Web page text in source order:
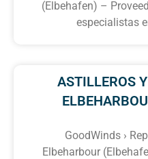
(Elbehafen) –
especialistas
ASTILLEROS
GoodWinds ›
Elbeharbour